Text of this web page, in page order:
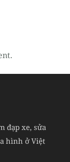
đạp xe, sửa
hình ở Việt